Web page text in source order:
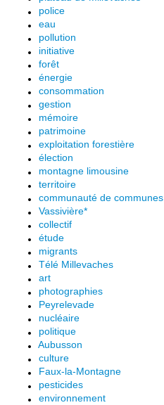
police
eau
pollution
initiative
forêt
énergie
consommation
gestion
mémoire
patrimoine
exploitation forestière
élection
montagne limousine
territoire
communauté de communes
Vassivière*
collectif
étude
migrants
Télé Millevaches
art
photographies
Peyrelevade
nucléaire
politique
Aubusson
culture
Faux-la-Montagne
pesticides
environnement